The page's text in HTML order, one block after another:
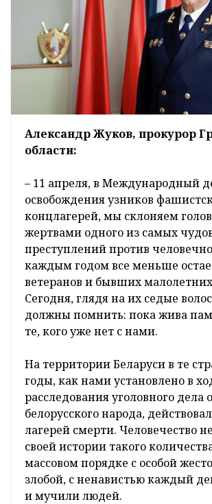
Александр Жуков, прокурор
области:
– 11 апреля, в Международный
освобождения узников
концлагерей, мы склоняем
жертвами одного из самых
преступлений против
каждым годом все меньше
ветеранов и бывших
Сегодня, глядя на их седые
должны помнить: пока жива
те, кого уже нет с нами.
На территории Беларуси в те
годы, как нами установлено в
расследования уголовного дела
белорусского народа,
лагерей смерти. Человечество
своей истории такого
массовом порядке с особой
злобой, с ненавистью каждый
и мучили людей.